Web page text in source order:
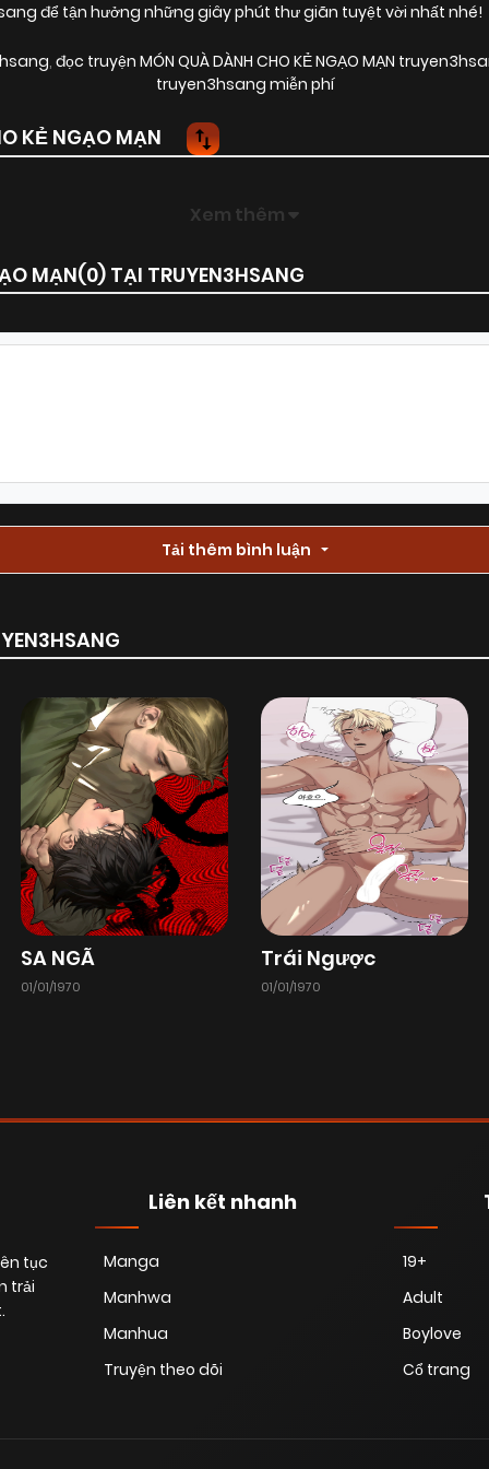
để tận hưởng những giây phút thư giãn tuyệt vời nhất nhé!
, đọc truyện MÓN QUÀ DÀNH CHO KẺ NGẠO MẠN
truyen3hsang miễn phí
KẺ NGẠO MẠN
Xem thêm
MẠN(0) TẠI TRUYEN3HSANG
Tải thêm bình luận
SA NGÃ
01/01/1970
Trái Ngược
01/01/1970
tục
trải
Liên kết nhanh
Manga
Manhwa
Manhua
Truyện theo dõi
19+
Adult
Boylove
Cổ trang